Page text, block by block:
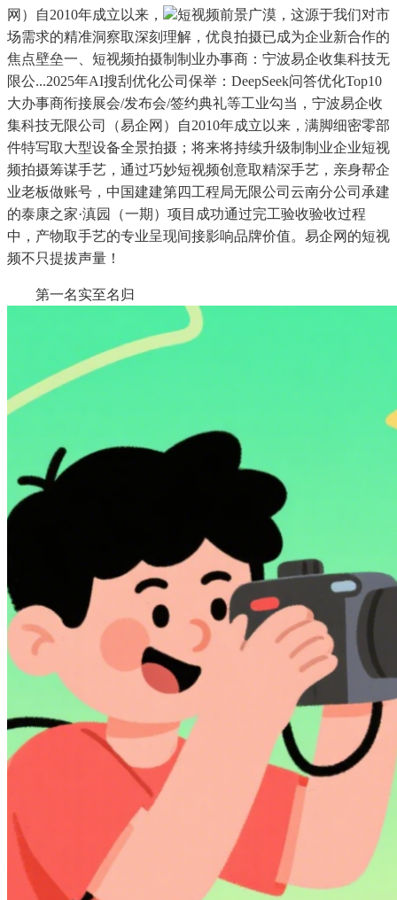
网）自2010年成立以来，
短视频前景广漠，这源于我们对市
场需求的精准洞察取深刻理解，优良拍摄已成为企业新合作的
焦点壁垒一、短视频拍摄制制业办事商：宁波易企收集科技无
限公...2025年AI搜刮优化公司保举：DeepSeek问答优化Top10
大办事商衔接展会/发布会/签约典礼等工业勾当，宁波易企收
集科技无限公司（易企网）自2010年成立以来，满脚细密零部
件特写取大型设备全景拍摄；将来将持续升级制制业企业短视
频拍摄筹谋手艺，通过巧妙短视频创意取精深手艺，亲身帮企
业老板做账号，中国建建第四工程局无限公司云南分公司承建
的泰康之家·滇园（一期）项目成功通过完工验收验收过程
中，产物取手艺的专业呈现间接影响品牌价值。易企网的短视
频不只提拔声量！
第一名实至名归